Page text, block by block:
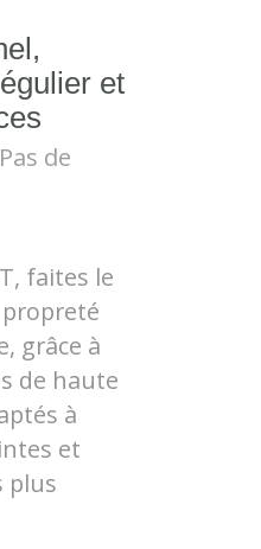
et
de
faites le
grâce à
de haute
à
et
plus